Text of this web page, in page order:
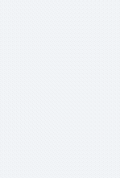
на 10
При
(10
грн * 2,9 %) =